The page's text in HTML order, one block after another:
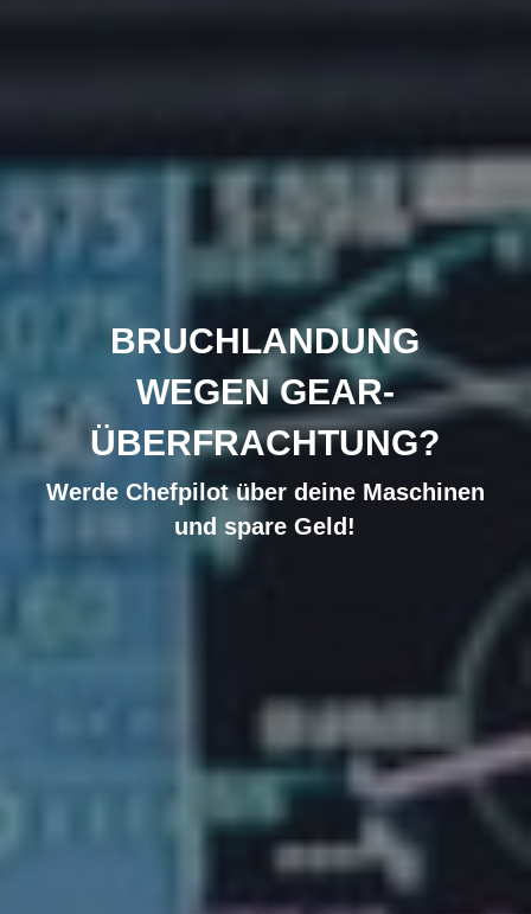
BRUCHLANDUNG
WEGEN GEAR-
ÜBERFRACHTUNG?
Werde Chefpilot über deine Maschinen
und spare Geld!